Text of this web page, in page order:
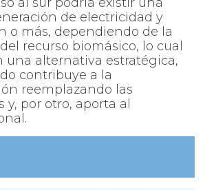
de electricidad y
o más, dependiendo de la
recurso biomásico, lo cual
una alternativa estratégica,
contribuye a la
reemplazando las
y, por otro, aporta al